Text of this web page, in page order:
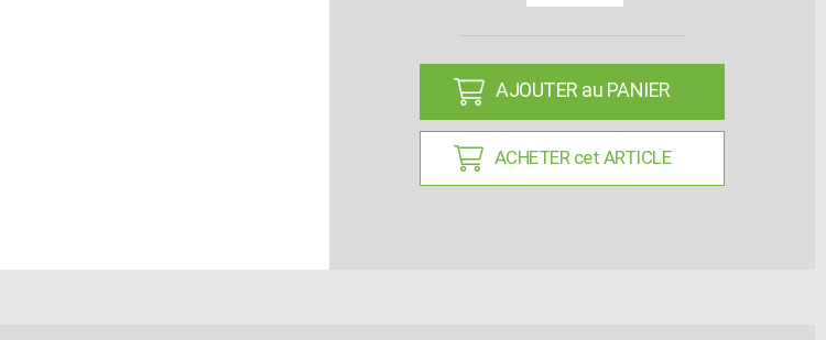
AJOUTER au PANIER
ACHETER cet ARTICLE